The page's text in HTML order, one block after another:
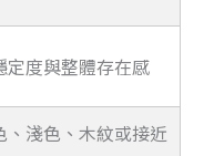
定度與整體存在感
淺色、木紋或接近